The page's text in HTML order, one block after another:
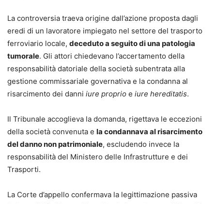
centrale rischi, attivazione illegittima di servizi,
responsabilità precontrattuale e altri ancora.
- Ogni formula è corredata da riferimenti normativi,
commento esplicativo, indicazione di termini, scadenze,
preclusioni e principali massime giurisprudenziali, per
guidare passo dopo passo nella costruzione della strategia
difensiva.
l’intero iter logico-giuridico e processuale del singolo
contenzioso, così che il professionista possa concentrarsi
solo sul tema che gli serve, senza dover consultare tutto il
volume.
- Modelli “specifici” e non generici: gli atti sono calibrati
pratica forense, offrendo soluzioni già testate in giudizio.
La controversia traeva origine dall’azione proposta dagli
eredi di un lavoratore impiegato nel settore del trasporto
ferroviario locale, deceduto a seguito di una patologia
tumorale. Gli attori chiedevano l’accertamento della
responsabilità datoriale della società subentrata alla
gestione commissariale governativa e la condanna al
risarcimento dei danni iure proprio e iure hereditatis.
Il Tribunale accoglieva la domanda, rigettava le eccezioni
della società convenuta e la condannava al risarcimento
del danno non patrimoniale, escludendo invece la
responsabilità del Ministero delle Infrastrutture e dei
Trasporti.
La Corte d’appello confermava la legittimazione passiva